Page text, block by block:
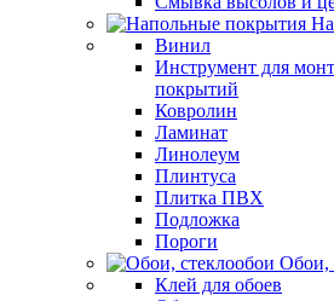
Винил
Инструмент для
покрытий
Ковролин
Ламинат
Линолеум
Плинтуса
Плитка ПВХ
Подложка
Пороги
Обои,
Клей для обоев